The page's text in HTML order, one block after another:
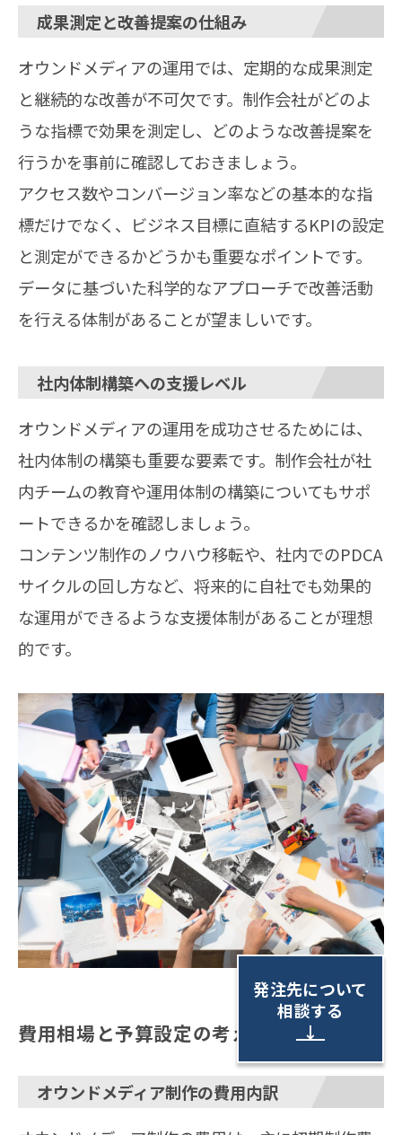
成果測定と改善提案の仕組み
オウンドメディアの運用では、定期的な成果測定
と継続的な改善が不可欠です。制作会社がどのよ
うな指標で効果を測定し、どのような改善提案を
行うかを事前に確認しておきましょう。
アクセス数やコンバージョン率などの基本的な指
標だけでなく、ビジネス目標に直結するKPIの設定
と測定ができるかどうかも重要なポイントです。
データに基づいた科学的なアプローチで改善活動
を行える体制があることが望ましいです。
社内体制構築への支援レベル
オウンドメディアの運用を成功させるためには、
社内体制の構築も重要な要素です。制作会社が社
内チームの教育や運用体制の構築についてもサポ
ートできるかを確認しましょう。
コンテンツ制作のノウハウ移転や、社内でのPDCA
サイクルの回し方など、将来的に自社でも効果的
な運用ができるような支援体制があることが理想
的です。
費用相場と予算設定の考え方
オウンドメディア制作の費用内訳
発注先について
相談する
↓